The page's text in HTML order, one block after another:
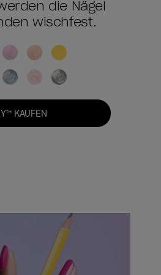
die Nägel
wischfest.
KAUFEN